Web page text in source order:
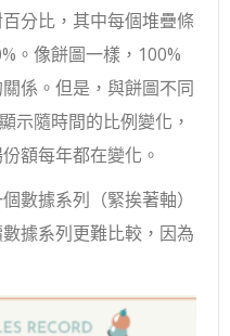
分比，其中每個堆疊條
。像餅圖一樣，100%
係。但是，與餅圖不同
示隨時間的比例變化，
額每年都在變化。
數據系列（緊挨著軸）
據系列更難比較，因為